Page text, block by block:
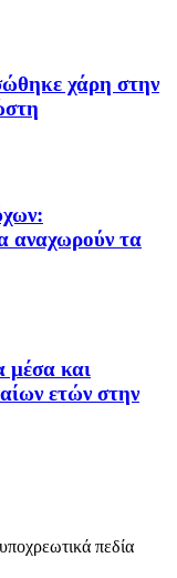
χάρη στην
αναχωρούν τα
μέσα και
ετών στην
πεδία